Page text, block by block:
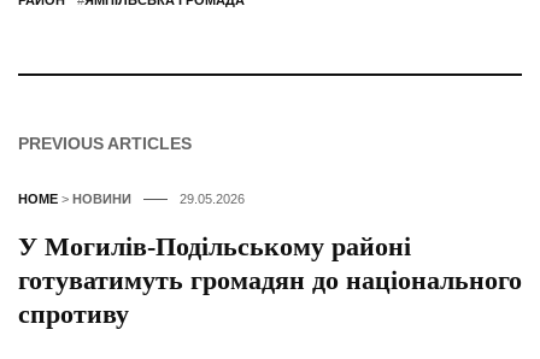
PREVIOUS ARTICLES
HOME > НОВИНИ 29.05.2026
У Могилів-Подільському районі
готуватимуть громадян до національного
спротиву